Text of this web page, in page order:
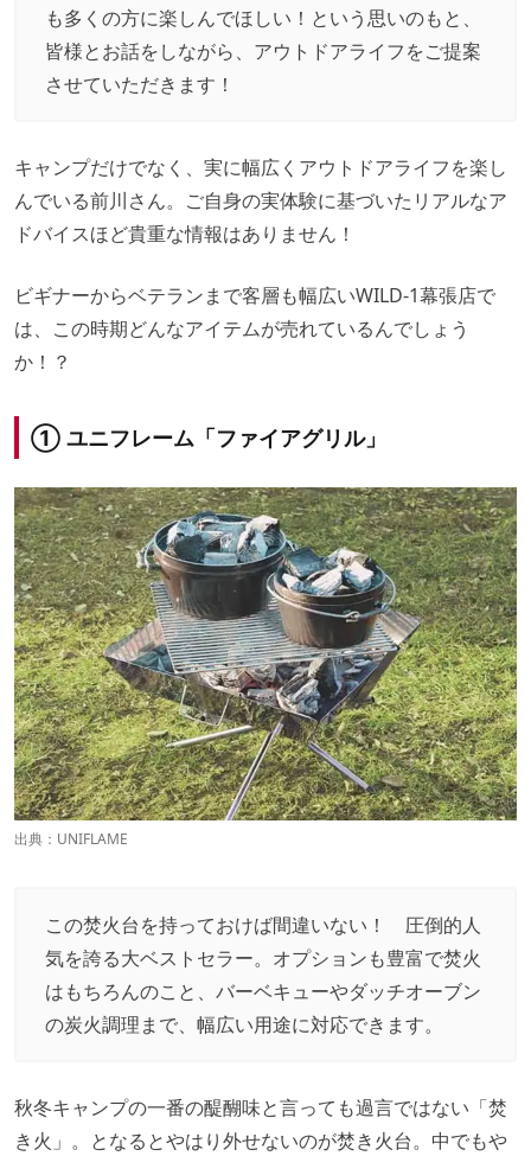
も多くの方に楽しんでほしい！という思いのもと、
皆様とお話をしながら、アウトドアライフをご提案
させていただきます！
キャンプだけでなく、実に幅広くアウトドアライフを楽し
んでいる前川さん。ご自身の実体験に基づいたリアルなア
ドバイスほど貴重な情報はありません！
ビギナーからベテランまで客層も幅広いWILD-1幕張店で
は、この時期どんなアイテムが売れているんでしょう
か！？
① ユニフレーム「ファイアグリル」
出典： UNIFLAME
この焚火台を持っておけば間違いない！ 圧倒的人
気を誇る大ベストセラー。オプションも豊富で焚火
はもちろんのこと、バーベキューやダッチオーブン
の炭火調理まで、幅広い用途に対応できます。
秋冬キャンプの一番の醍醐味と言っても過言ではない「焚
き火」。となるとやはり外せないのが焚き火台。中でもや